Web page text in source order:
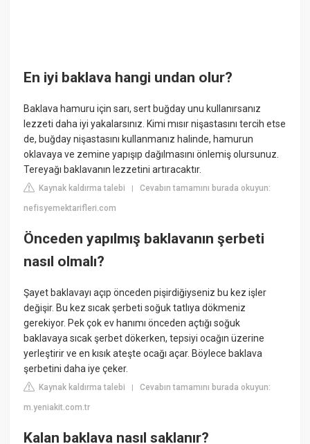
En iyi baklava hangi undan olur?
Baklava hamuru için sarı, sert buğday unu kullanırsanız
lezzeti daha iyi yakalarsınız. Kimi mısır nişastasını tercih etse
de, buğday nişastasını kullanmanız halinde, hamurun
oklavaya ve zemine yapışıp dağılmasını önlemiş olursunuz.
Tereyağı baklavanın lezzetini artıracaktır.
Kaynak kaldırma talebi |Cevabın tamamını burada okuyun:
nefisyemektarifleri.com
Önceden yapılmış baklavanın şerbeti
nasıl olmalı?
Şayet baklavayı açıp önceden pişirdiğiyseniz bu kez işler
değişir. Bu kez sıcak şerbeti soğuk tatlıya dökmeniz
gerekiyor. Pek çok ev hanımı önceden açtığı soğuk
baklavaya sıcak şerbet dökerken, tepsiyi ocağın üzerine
yerleştirir ve en kısık ateşte ocağı açar. Böylece baklava
şerbetini daha iye çeker.
Kaynak kaldırma talebi |Cevabın tamamını burada okuyun:
m.yeniakit.com.tr
Kalan baklava nasıl saklanır?